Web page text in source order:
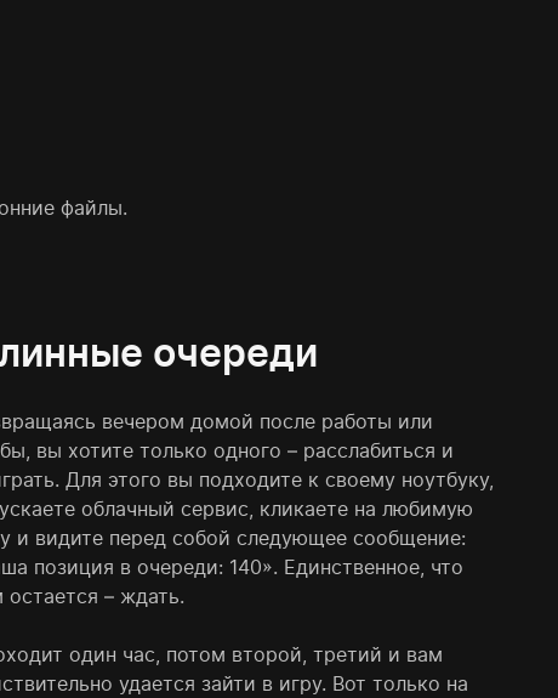
файлы.
очереди
вечером домой после работы или
вы хотите только одного – расслабиться и
Для этого вы подходите к своему ноутбуку,
облачный сервис, кликаете на любимую
и видите перед собой следующее сообщение:
позиция в очереди: 140». Единственное, что
остается – ждать.
один час, потом второй, третий и вам
удается зайти в игру. Вот только на